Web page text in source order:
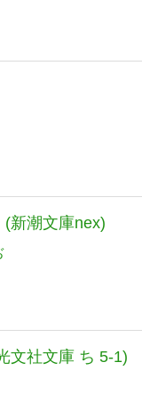
新潮文庫nex)
文社文庫 ち 5-1)